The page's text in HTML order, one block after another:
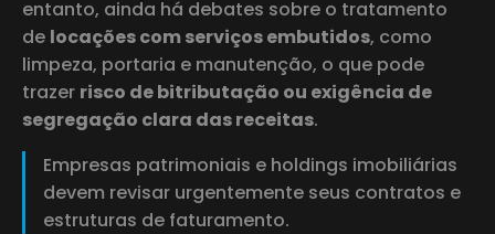
entanto, ainda há debates sobre o tratamento
de locações com serviços embutidos, como
limpeza, portaria e manutenção, o que pode
trazer risco de bitributação ou exigência de
segregação clara das receitas.
Empresas patrimoniais e holdings imobiliárias
devem revisar urgentemente seus contratos e
estruturas de faturamento.